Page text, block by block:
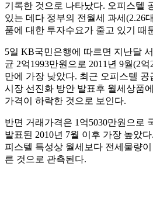
기록한 것으로 나타났다. 오피스텔
있는 데다 정부의 전월세 과세(2.26
품에 대한 투자수요가 줄고 있기 때
5일 KB국민은행에 따르면 지난달
균 2억1993만원으로 2011년 9월(2
만에 가장 낮았다. 최근 오피스텔
시장 선진화 방안 발표후 월세상품
가격이 하락한 것으로 보인다.
반면 거래가격은 1억5030만원으로
발표된 2010년 7월 이후 가장 높았
피스텔 특성상 월세보다 전세물량
른 것으로 관측된다.